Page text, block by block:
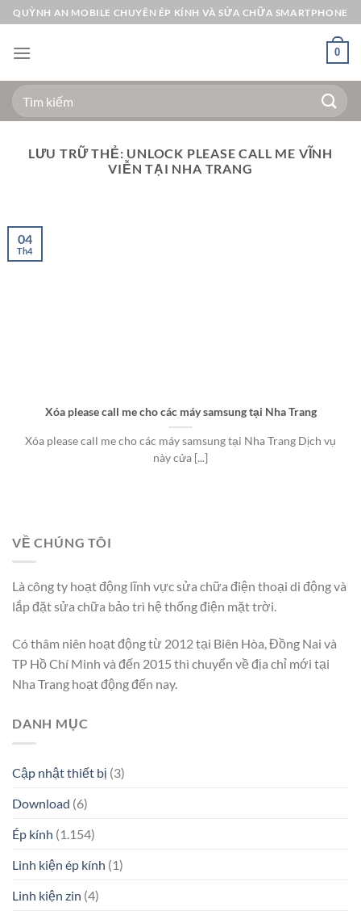
Bỏ
qua
nội
QUỲNH AN MOBILE CHUYÊN ÉP KÍNH VÀ SỬA CHỮA SMARTPHONE
0
Tìm
kiếm:
LƯU TRỮ THẺ: UNLOCK PLEASE CALL ME VĨNH
VIỄN TẠI NHA TRANG
Xóa please call me cho các máy samsung tại Nha Trang
Xóa please call me cho các máy samsung tại Nha Trang Dịch vụ
này cửa [...]
04
Th4
VỀ CHÚNG TÔI
Là công ty hoạt động lĩnh vực sửa chữa điện thoại di động và
lắp đặt sửa chữa bảo trì hệ thống điện mặt trời.
Có thâm niên hoạt động từ 2012 tại Biên Hòa, Đồng Nai và
TP Hồ Chí Minh và đến 2015 thì chuyển về địa chỉ mới tại
Nha Trang hoạt động đến nay.
DANH MỤC
Cập nhật thiết bị (3)
Download (6)
Ép kính (1.154)
Linh kiện ép kính (1)
Linh kiện zin (4)